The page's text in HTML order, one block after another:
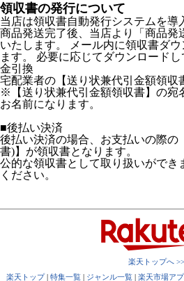
領収書の発行について
当店は領収書自動発行システムを導
商品発送完了後、当店より「商品発
いたします。 メール内に領収書ダ
ます。 必要に応じてダウンロード
金引換
宅配業者の【送り状兼代引金額領収
※【送り状兼代引金額領収書】の宛
お名前になります。
■後払い決済
後払い決済の場合、お支払いの際の
書)】が領収書となります。
公的な領収書として取り扱いができ
ください。
楽天トップへ >>
楽天トップ| 特集一覧 | ジャンル一覧 | 楽天市場アプ